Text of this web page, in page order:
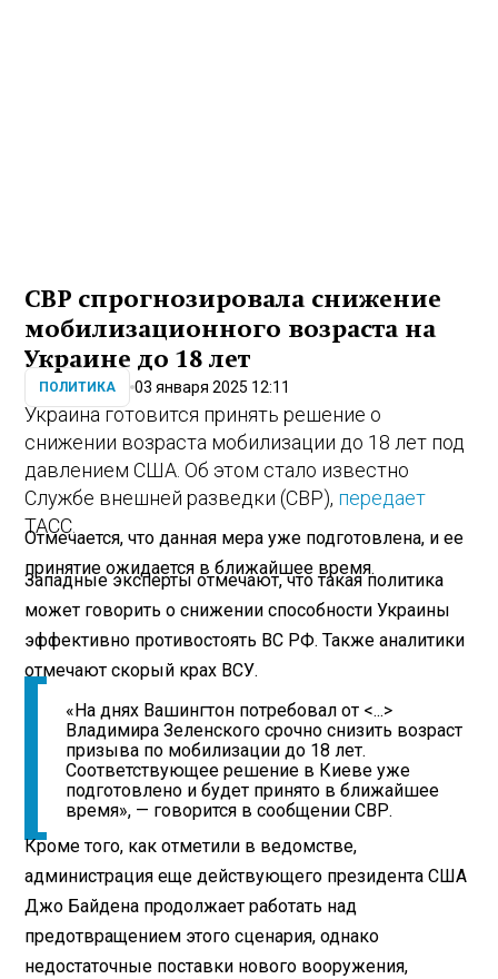
СВР спрогнозировала снижение
мобилизационного возраста на
Украине до 18 лет
ПОЛИТИКА 03 января 2025 12:11
Украина готовится принять решение о
снижении возраста мобилизации до 18 лет под
давлением США. Об этом стало известно
Службе внешней разведки (СВР), передает
ТАСС.
Отмечается, что данная мера уже подготовлена, и ее
принятие ожидается в ближайшее время.
Западные эксперты отмечают, что такая политика
может говорить о снижении способности Украины
эффективно противостоять ВС РФ. Также аналитики
отмечают скорый крах ВСУ.
«На днях Вашингтон потребовал от <...>
Владимира Зеленского срочно снизить возраст
призыва по мобилизации до 18 лет.
Соответствующее решение в Киеве уже
подготовлено и будет принято в ближайшее
время», — говорится в сообщении СВР.
Кроме того, как отметили в ведомстве,
администрация еще действующего президента США
Джо Байдена продолжает работать над
предотвращением этого сценария, однако
недостаточные поставки нового вооружения,